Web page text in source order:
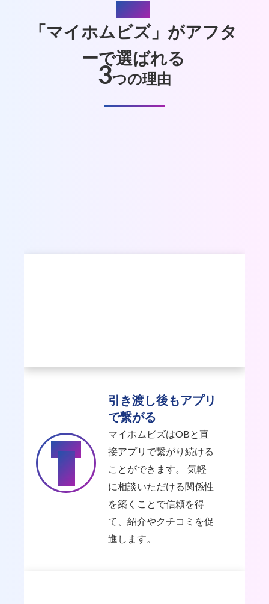
「マイホムビズ」がアフタ
ーで選ばれる
3つの理由
Point
1
引き渡し後もアプリ
で繋がる
マイホムビズはOBと直
接アプリで繋がり続ける
ことができます。 気軽
に相談いただける関係性
を築くことで信頼を得
て、紹介やクチコミを促
進します。